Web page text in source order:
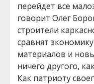
перейдет все
говорит Олег
строители
сравнят
материалов и
ничего другого,
Как патриоту